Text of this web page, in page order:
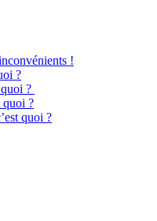
!
?
?
quoi ?
quoi ?